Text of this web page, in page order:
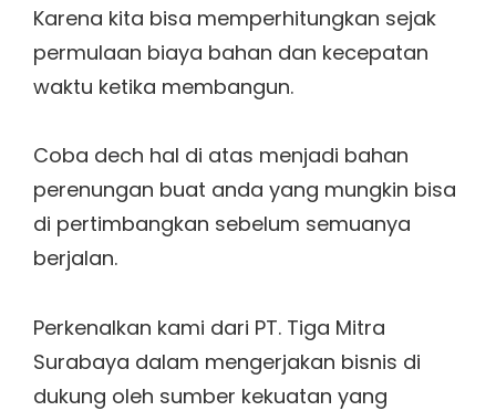
Karena kita bisa memperhitungkan sejak
permulaan biaya bahan dan kecepatan
waktu ketika membangun.
Coba dech hal di atas menjadi bahan
perenungan buat anda yang mungkin bisa
di pertimbangkan sebelum semuanya
berjalan.
Perkenalkan kami dari PT. Tiga Mitra
Surabaya dalam mengerjakan bisnis di
dukung oleh sumber kekuatan yang